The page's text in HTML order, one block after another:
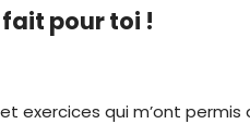
pour toi !
exercices qui m’ont permis